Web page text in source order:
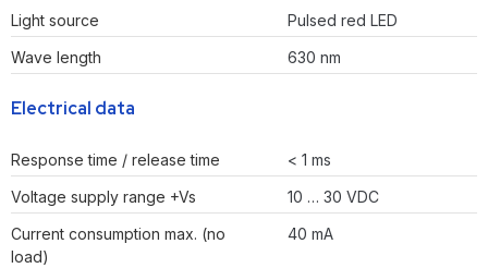
Light source
Pulsed red LED
Wave length
630 nm
Electrical data
Response time / release time
< 1 ms
Voltage supply range +Vs
10 … 30 VDC
Current consumption max. (no
load)
40 mA